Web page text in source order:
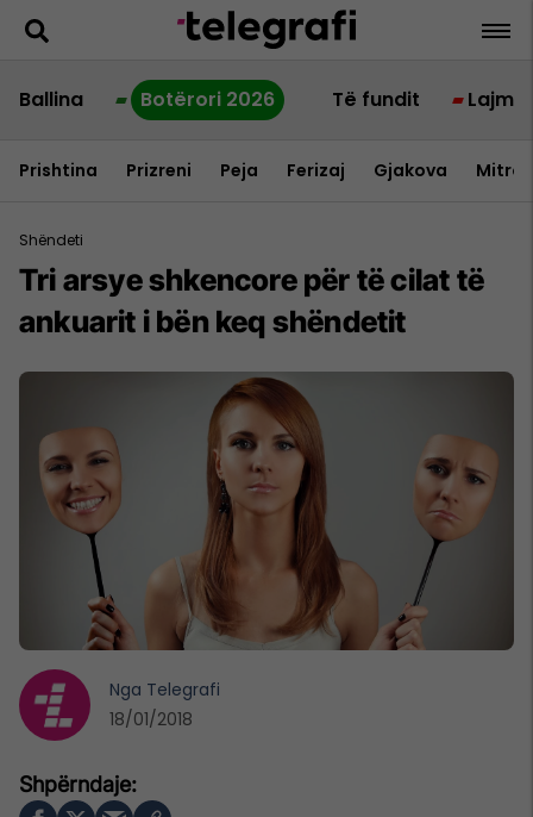
Ballina Botërori 2026 Të fundit Lajme
Prishtina Prizreni Peja Ferizaj Gjakova
Shëndeti
Tri arsye shkencore për të cilat të
ankuarit i bën keq shëndetit
Nga Telegrafi
18/01/2018